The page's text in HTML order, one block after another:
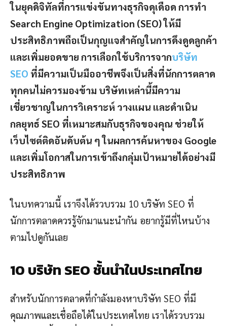
ในยุคดิจิทัลที่การแข่งขันทางธุรกิจดุเดือด การทำ
Search Engine Optimization (SEO) ให้มี
ประสิทธิภาพถือเป็นกุญแจสำคัญในการดึงดูดลูกค้า
และเพิ่มยอดขาย การเลือกใช้บริการจากบริษัท
SEO ที่มีความเป็นมืออาชีพจึงเป็นสิ่งที่นักการตลาด
ทุกคนไม่ควรมองข้าม บริษัทเหล่านี้มีความ
เชี่ยวชาญในการวิเคราะห์ วางแผน และดำเนิน
กลยุทธ์ SEO ที่เหมาะสมกับธุรกิจของคุณ ช่วยให้
เว็บไซต์ติดอันดับต้น ๆ ในผลการค้นหาของ Google
และเพิ่มโอกาสในการเข้าถึงกลุ่มเป้าหมายได้อย่างมี
ประสิทธิภาพ
ในบทความนี้ เราจึงได้รวบรวม 10 บริษัท SEO ที่
นักการตลาดควรรู้จักมาแนะนำกัน อยากรู้มีที่ไหนบ้าง
ตามไปดูกันเลย
10 บริษัท SEO ชั้นนำในประเทศไทย
สำหรับนักการตลาดที่กำลังมองหาบริษัท SEO ที่มี
คุณภาพและเชื่อถือได้ในประเทศไทย เราได้รวบรวม